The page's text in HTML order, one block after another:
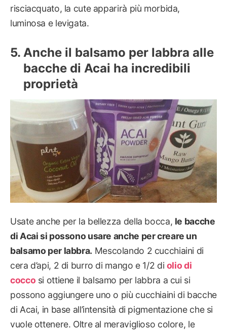
risciacquato, la cute apparirà più morbida,
luminosa e levigata.
Anche il balsamo per labbra alle
bacche di Acai ha incredibili
proprietà
Usate anche per la bellezza della bocca, le bacche
di Acai si possono usare anche per creare un
balsamo per labbra. Mescolando 2 cucchiaini di
cera d’api, 2 di burro di mango e 1/2 di olio di
cocco si ottiene il balsamo per labbra a cui si
possono aggiungere uno o più cucchiaini di bacche
di Acai, in base all’intensità di pigmentazione che si
vuole ottenere. Oltre al meraviglioso colore, le